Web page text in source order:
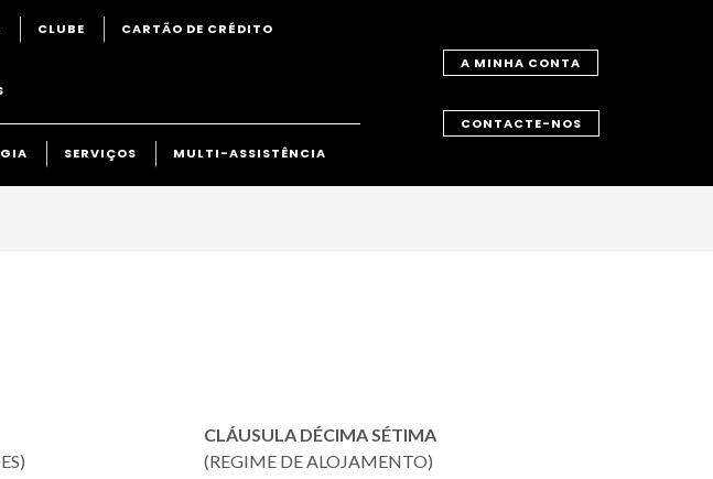
CLUBE CARTÃO DE CRÉDITO
SERVIÇOS MULTI-ASSISTÊNCIA
A MINHA CONTA
CONTACTE-NOS
CLÁUSULA DÉCIMA SÉTIMA
(REGIME DE ALOJAMENTO)